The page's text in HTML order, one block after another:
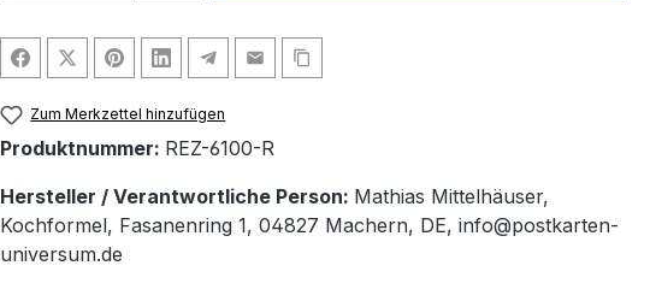
Zum Merkzettel hinzufügen
Produktnummer: REZ-6100-R
Hersteller / Verantwortliche Person: Mathias Mittelhäuser,
Kochformel, Fasanenring 1, 04827 Machern, DE, info@postkarten-
universum.de